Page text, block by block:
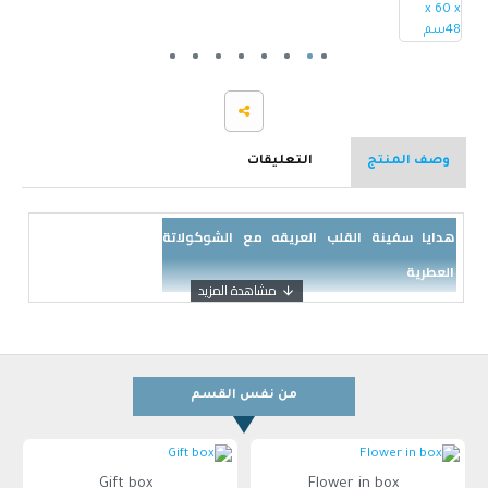
وصف المنتج التعليقات
هدايا سفينة القلب العريقه مع الشوكولاتة
العطرية
من نفس القسم
Flower in box
Gift box